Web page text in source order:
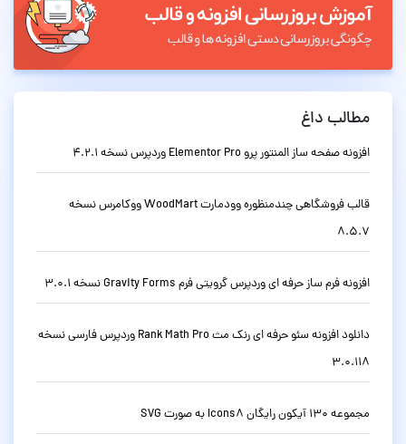
مطالب داغ
افزونه صفحه ساز المنتور پرو Elementor Pro وردپرس نسخه 4.2.1
قالب فروشگاهی چندمنظوره وودمارت WoodMart ووکامرس نسخه
8.5.7
افزونه فرم ساز حرفه ای وردپرس گرویتی فرم Gravity Forms نسخه 3.0.1
دانلود افزونه سئو حرفه ای رنک مث Rank Math Pro وردپرس فارسی نسخه
3.0.118
مجموعه 130 آیکون رایگان Icons8 به صورت SVG